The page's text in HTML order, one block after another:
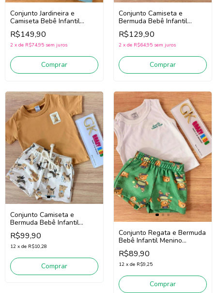
Conjunto Jardineira e
Camiseta Bebê Infantil
Menino Divertto 16381
(Azul/Off White)
R$149,90
2 x de R$74,95 sem juros
Comprar
Conjunto Camiseta e
Bermuda Bebê Infantil
Menino Divertto 16398 (Off
White/Bege Escuro)
R$129,90
2 x de R$64,95 sem juros
Comprar
Conjunto Camiseta e
Bermuda Bebê Infantil
Menino Divertto 16402
(Marrom/Off White)
R$99,90
12 x de R$10,28
Comprar
Conjunto Regata e Bermuda
Bebê Infantil Menino
Divertto 16389
(Branco/Verde)
R$89,90
12 x de R$9,25
Comprar